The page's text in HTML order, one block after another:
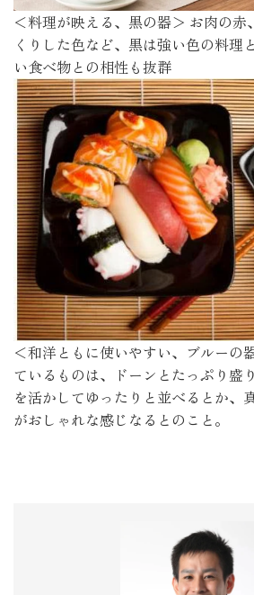
＜料理が映える、黒の器＞ お肉の赤
くりした色など、黒は強い色の料理
い食べ物との相性も抜群
＜和洋ともに使いやすい、ブルーの
ているものは、ドーンとたっぷり盛
を活かしてゆったりと並べるとか、
がおしゃれな感じなるとのこと。